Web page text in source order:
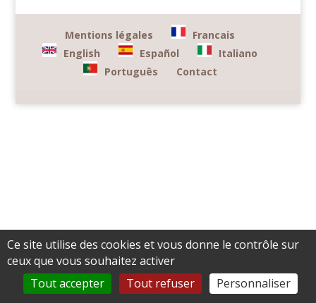
Mentions légales
Francais
English
Español
Italiano
Português
Contact
Ce site utilise des cookies et vous donne le contrôle sur
ceux que vous souhaitez activer
Tout accepter
Tout refuser Personnaliser